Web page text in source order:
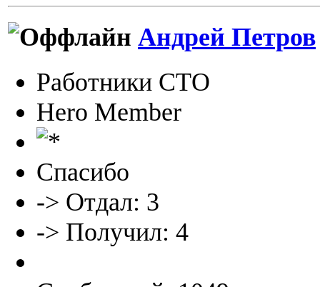
Андрей Петров
Работники СТО
Hero Member
Спасибо
-> Отдал: 3
-> Получил: 4